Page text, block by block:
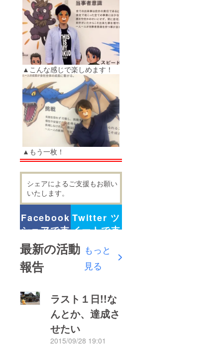
▲こんな感じで楽しめます！
▲もう一枚！
シェアによるご支援もお願い
いたします。
Facebook
シェアで支
援
Twitter ツ
イートで支
最新の活動
報告
もっと
見る
ラスト１日!!な
んとか、達成さ
せたい
2015/09/28 19:01